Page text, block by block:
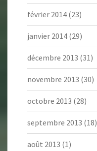
février 2014 (23)
janvier 2014 (29)
décembre 2013 (31)
novembre 2013 (30)
octobre 2013 (28)
septembre 2013 (18)
août 2013 (1)